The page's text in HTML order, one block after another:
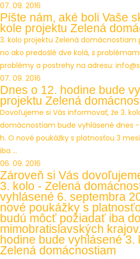
07. 09. 2016
Píšte nám, aké boli Vaše
kole projektu Zelená
3. kolo projektu Zelená domácnostiam
no ako predošlé dve kolá, s
problémy a postrehy na adresu:
07. 09. 2016
Dnes o 12. hodine bude
projektu Zelená
Dovoľujeme si Vás informovať, že 3.
domácnostiam bude vyhlásené dnes -
h. O nové poukážky s platnosťou 3
iba ...
06. 09. 2016
Zároveň si Vás
3. kolo - Zelená
vyhlásené 6. septembra
nové poukážky s
budú môcť požiadať iba
mimobratislavských
hodine bude vyhlásené 3.
Zelená domácnostiam